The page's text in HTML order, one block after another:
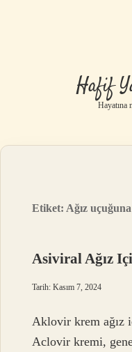
Hafif
Hayatına
Etiket: Ağız
Asiviral Ağız
Tarih: Kasım 7, 2024
Aklovir krem ağız
Aclovir kremi,